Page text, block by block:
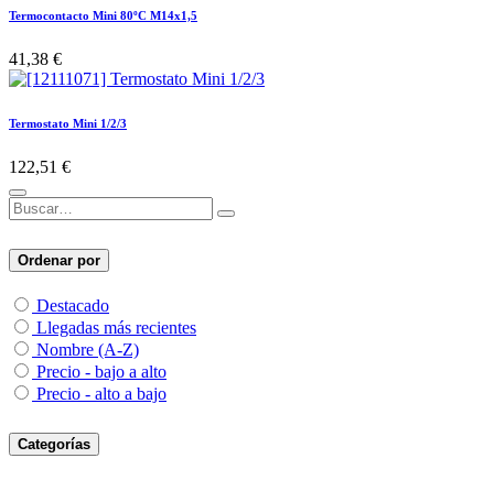
Termocontacto Mini 80ºC M14x1,5
41,38 €
Termostato Mini 1/2/3
122,51 €
Ordenar por
Destacado
Llegadas más recientes
Nombre (A-Z)
Precio - bajo a alto
Precio - alto a bajo
Categorías